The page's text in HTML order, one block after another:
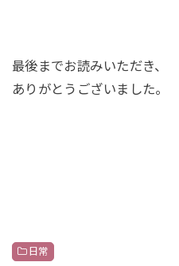
最後までお読みいただき、
ありがとうございました。
日常